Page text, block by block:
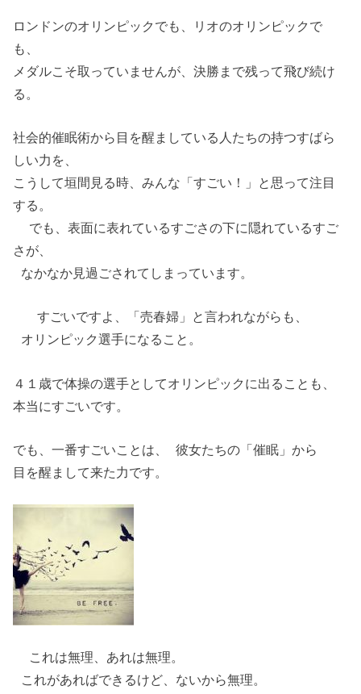
ロンドンのオリンピックでも、リオのオリンピックで
も、
メダルこそ取っていませんが、決勝まで残って飛び続け
る。
社会的催眠術から目を醒ましている人たちの持つすばら
しい力を、
こうして垣間見る時、みんな「すごい！」と思って注目
する。
でも、表面に表れているすごさの下に隠れているすご
さが、
なかなか見過ごされてしまっています。
すごいですよ、「売春婦」と言われながらも、
オリンピック選手になること。
４１歳で体操の選手としてオリンピックに出ることも、
本当にすごいです。
でも、一番すごいことは、 彼女たちの「催眠」から
目を醒まして来た力です。
これは無理、あれは無理。
これがあればできるけど、ないから無理。